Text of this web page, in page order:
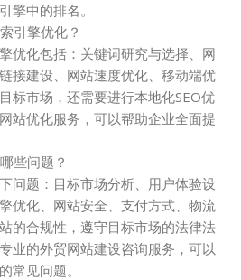
擎中的排名。
引擎优化？
优化包括：关键词研究与选择、网
接建设、网站速度优化、移动端优
标市场，还需要进行本地化SEO优
站优化服务，可以帮助企业全面提
些问题？
问题：目标市场分析、用户体验设
优化、网站安全、支付方式、物流
的合规性，遵守目标市场的法律法
业的外贸网站建设咨询服务，可以
常见问题。